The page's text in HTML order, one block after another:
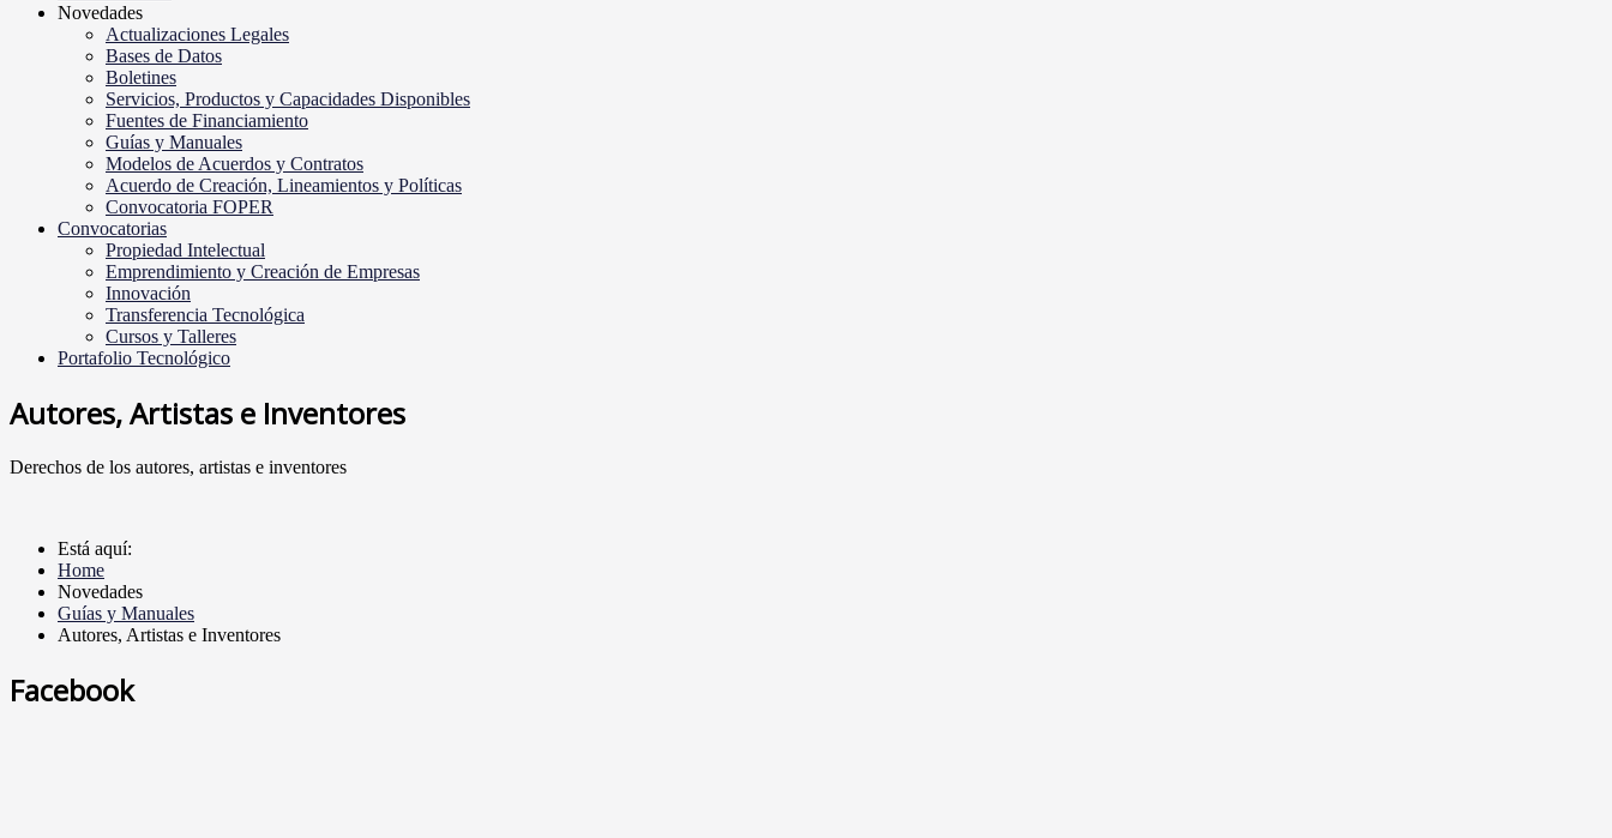
Novedades
Actualizaciones Legales
Bases de Datos
Boletines
Servicios, Productos y Capacidades Disponibles
Fuentes de Financiamiento
Guías y Manuales
Modelos de Acuerdos y Contratos
Acuerdo de Creación, Lineamientos y Políticas
Convocatoria FOPER
Convocatorias
Propiedad Intelectual
Emprendimiento y Creación de Empresas
Innovación
Transferencia Tecnológica
Cursos y Talleres
Portafolio Tecnológico
Autores, Artistas e Inventores
Derechos de los autores, artistas e inventores
Está aquí:
Home
Novedades
Guías y Manuales
Autores, Artistas e Inventores
Facebook